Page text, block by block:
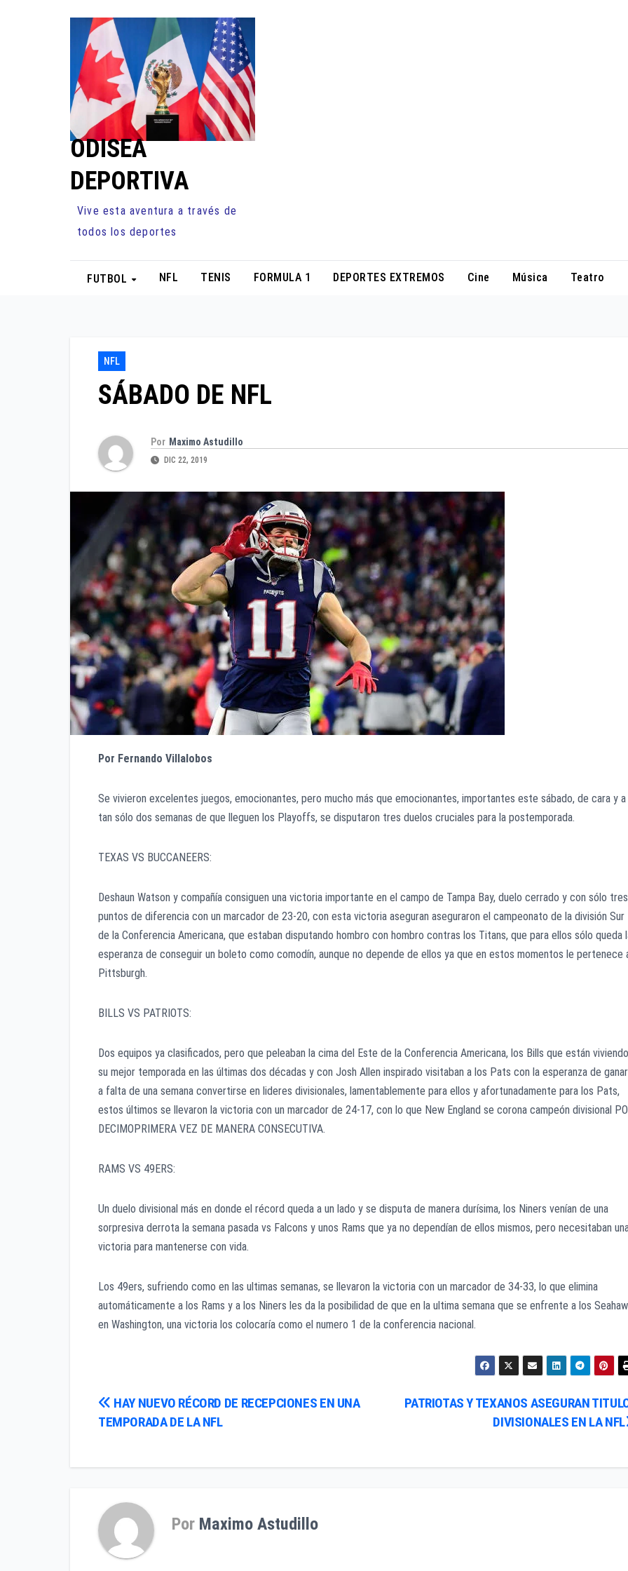
ODISEA
DEPORTIVA
Vive esta aventura a través de
todos los deportes
FUTBOL NFL TENIS FORMULA 1 DEPORTES EXTREMOS Cine Música Teatro
NFL
SÁBADO DE NFL
Por Maximo Astudillo
DIC 22, 2019
Por Fernando Villalobos
Se vivieron excelentes juegos, emocionantes, pero mucho más que emocionantes, importantes este sábado, de cara y a
tan sólo dos semanas de que lleguen los Playoffs, se disputaron tres duelos cruciales para la postemporada.
TEXAS VS BUCCANEERS:
Deshaun Watson y compañía consiguen una victoria importante en el campo de Tampa Bay, duelo cerrado y con sólo tres
puntos de diferencia con un marcador de 23-20, con esta victoria aseguran aseguraron el campeonato de la división Sur
de la Conferencia Americana, que estaban disputando hombro con hombro contras los Titans, que para ellos sólo queda
esperanza de conseguir un boleto como comodín, aunque no depende de ellos ya que en estos momentos le pertenece
Pittsburgh.
BILLS VS PATRIOTS:
Dos equipos ya clasificados, pero que peleaban la cima del Este de la Conferencia Americana, los Bills que están viviendo
su mejor temporada en las últimas dos décadas y con Josh Allen inspirado visitaban a los Pats con la esperanza de
a falta de una semana convertirse en lideres divisionales, lamentablemente para ellos y afortunadamente para los Pats,
estos últimos se llevaron la victoria con un marcador de 24-17, con lo que New England se corona campeón divisional
DECIMOPRIMERA VEZ DE MANERA CONSECUTIVA.
RAMS VS 49ERS:
Un duelo divisional más en donde el récord queda a un lado y se disputa de manera durísima, los Niners venían de una
sorpresiva derrota la semana pasada vs Falcons y unos Rams que ya no dependían de ellos mismos, pero necesitaban
victoria para mantenerse con vida.
Los 49ers, sufriendo como en las ultimas semanas, se llevaron la victoria con un marcador de 34-33, lo que elimina
automáticamente a los Rams y a los Niners les da la posibilidad de que en la ultima semana que se enfrente a los
en Washington, una victoria los colocaría como el numero 1 de la conferencia nacional.
Navegación
entradas
PATRIOTAS Y TEXANOS ASEGURAN
DIVISIONALES EN LA NFL
HAY NUEVO RÉCORD DE RECEPCIONES EN UNA
TEMPORADA DE LA NFL
Por Maximo Astudillo